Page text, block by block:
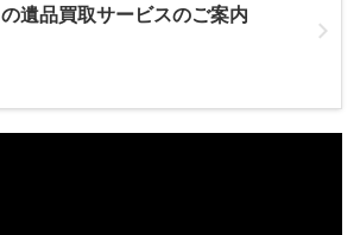
の遺品買取サービスのご案内